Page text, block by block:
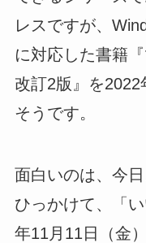
レスですが、
に対応した書籍
改訂2版』を
そうです。
面白いのは、今
ひっかけて、「
年11月11日（金